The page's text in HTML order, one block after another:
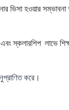
ভিসা হওয়ার
এবং স্কলারশিপ লাভে
করে।